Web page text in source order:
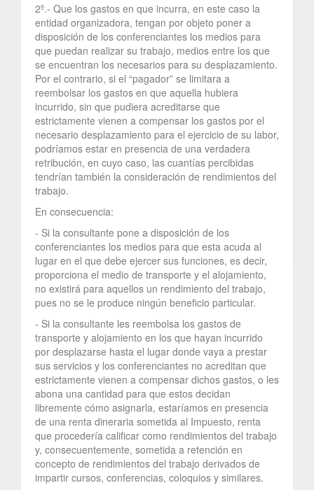
2º.- Que los gastos en que incurra, en este caso la
entidad organizadora, tengan por objeto poner a
disposición de los conferenciantes los medios para
que puedan realizar su trabajo, medios entre los que
se encuentran los necesarios para su desplazamiento.
Por el contrario, si el “pagador” se limitara a
reembolsar los gastos en que aquella hubiera
incurrido, sin que pudiera acreditarse que
estrictamente vienen a compensar los gastos por el
necesario desplazamiento para el ejercicio de su labor,
podríamos estar en presencia de una verdadera
retribución, en cuyo caso, las cuantías percibidas
tendrían también la consideración de rendimientos del
trabajo.
En consecuencia:
- Si la consultante pone a disposición de los
conferenciantes los medios para que esta acuda al
lugar en el que debe ejercer sus funciones, es decir,
proporciona el medio de transporte y el alojamiento,
no existirá para aquellos un rendimiento del trabajo,
pues no se le produce ningún beneficio particular.
- Si la consultante les reembolsa los gastos de
transporte y alojamiento en los que hayan incurrido
por desplazarse hasta el lugar donde vaya a prestar
sus servicios y los conferenciantes no acreditan que
estrictamente vienen a compensar dichos gastos, o les
abona una cantidad para que estos decidan
libremente cómo asignarla, estaríamos en presencia
de una renta dineraria sometida al Impuesto, renta
que procedería calificar como rendimientos del trabajo
y, consecuentemente, sometida a retención en
concepto de rendimientos del trabajo derivados de
impartir cursos, conferencias, coloquios y similares.